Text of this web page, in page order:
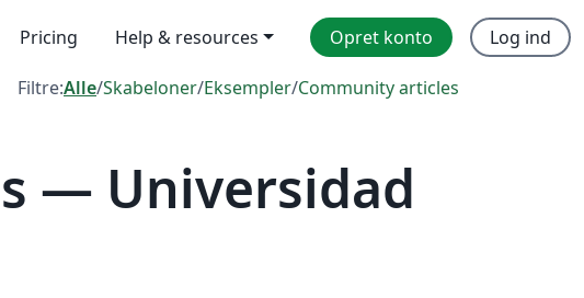
Pricing Help & resources Opret konto Log ind
Filtre:Alle/Skabeloner/Eksempler/Community articles
— Universidad